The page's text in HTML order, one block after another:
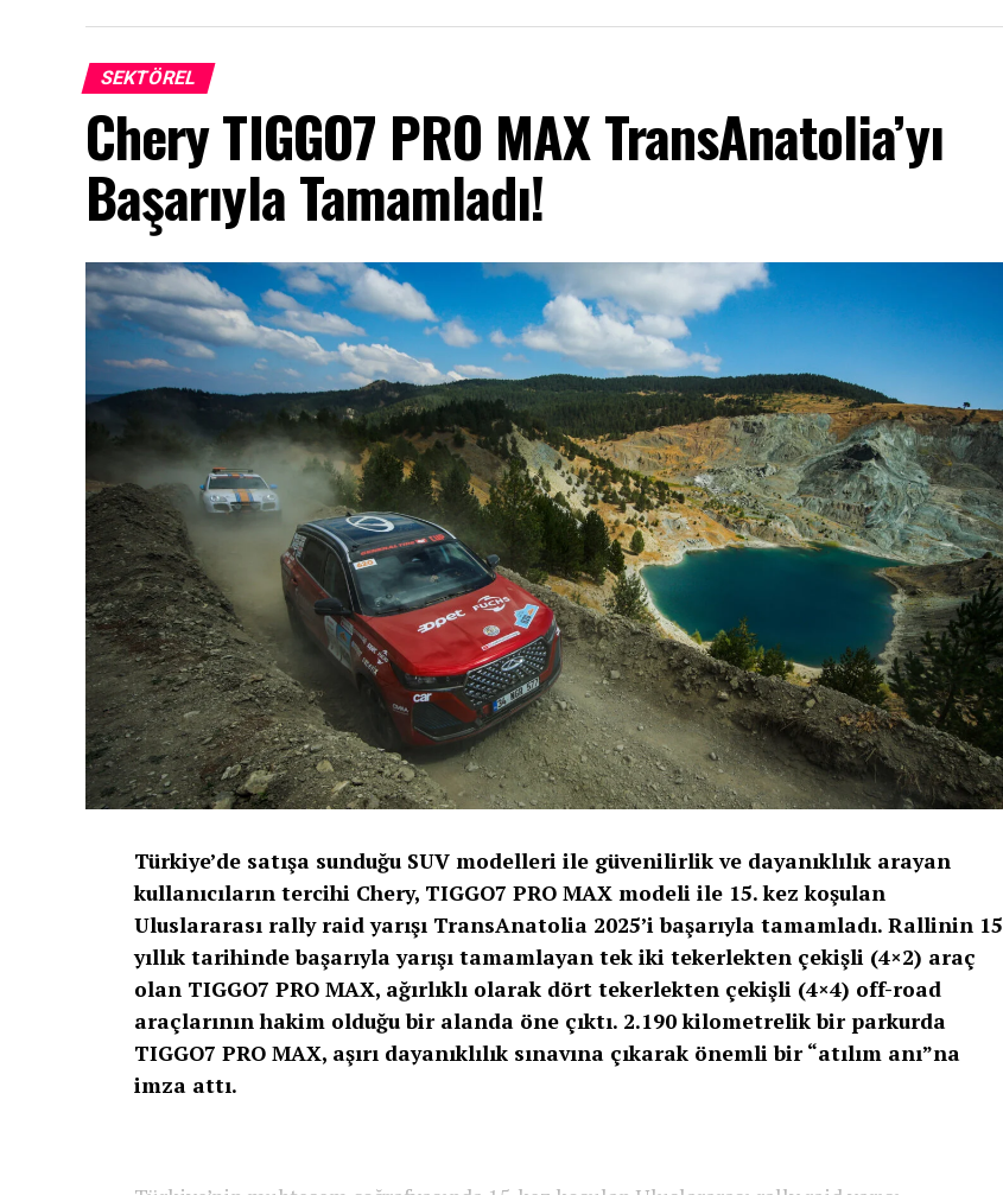
SEKTÖREL
Chery TIGGO7 PRO MAX TransAnatolia’yı
Başarıyla Tamamladı!
Türkiye’de satışa sunduğu SUV modelleri ile güvenilirlik ve dayanıklılık arayan
kullanıcıların tercihi Chery, TIGGO7 PRO MAX modeli ile 15. kez koşulan
Uluslararası rally raid yarışı TransAnatolia 2025’i başarıyla tamamladı. Rallinin 15
yıllık tarihinde başarıyla yarışı tamamlayan tek iki tekerlekten çekişli (4×2) araç
olan TIGGO7 PRO MAX, ağırlıklı olarak dört tekerlekten çekişli (4×4) off-road
araçlarının hakim olduğu bir alanda öne çıktı. 2.190 kilometrelik bir parkurda
TIGGO7 PRO MAX, aşırı dayanıklılık sınavına çıkarak önemli bir “atılım anı”na
imza attı.